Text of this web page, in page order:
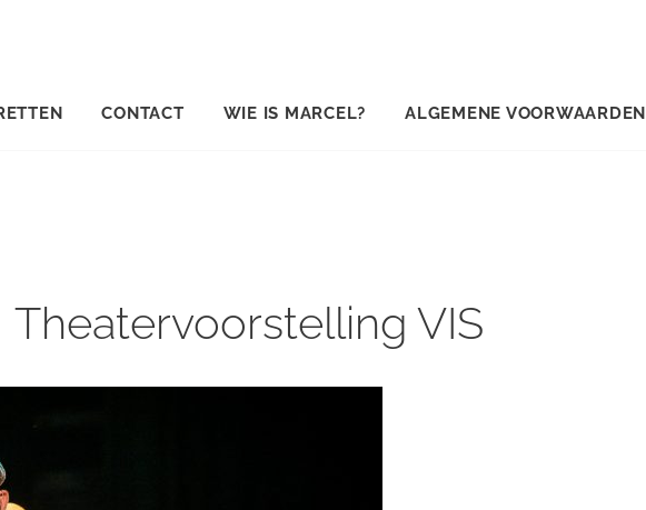
CONTACT WIE IS MARCEL? ALGEMENE VOORWAARDEN
Theatervoorstelling VIS